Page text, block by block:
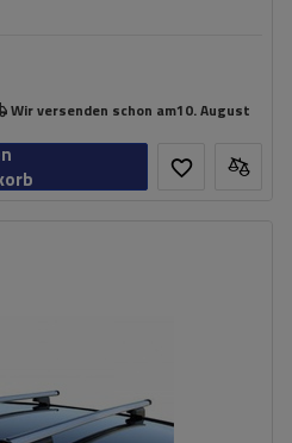
Wir versenden schon am10. August